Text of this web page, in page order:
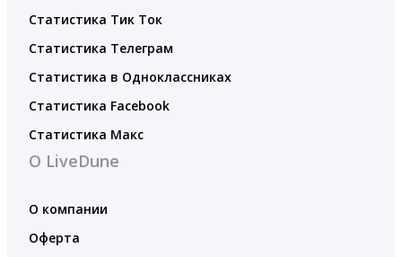
Статистика Тик Ток
Статистика Телеграм
Статистика в Одноклассниках
Статистика Facebook
Статистика Макс
О LiveDune
О компании
Оферта